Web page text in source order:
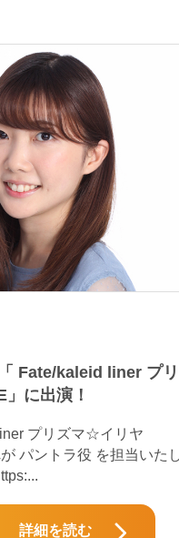
Fate/kaleid liner プ
に出演！
プリズマ☆イリヤ
パントラ役 を担当いた
詳細を読む